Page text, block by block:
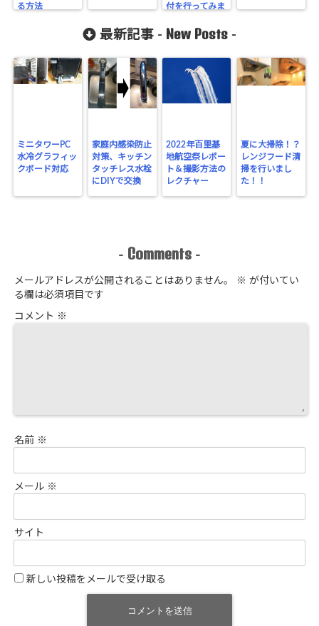
る方法
付を行ってみま
最新記事 - New Posts -
ミニタワーPC
水冷グラフィッ
クボード対応
家庭内感染防止
対策、キッチン
タッチレス水栓
にDIYで交換
2022年百里基
地航空祭レポー
ト＆撮影方法の
レクチャー
夏に大掃除！？
レンジフード清
掃を行いまし
た！！
- Comments -
メールアドレスが公開されることはありません。 ※ が付いてい
る欄は必須項目です
コメント ※
名前 ※
メール ※
サイト
新しい投稿をメールで受け取る